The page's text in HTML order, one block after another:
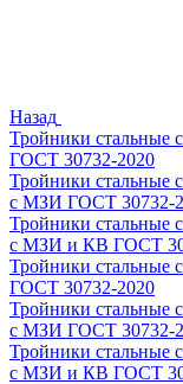
Назад
Тройники
ГОСТ 30732-2020
Тройники
с МЗИ ГОСТ 30732-
Тройники
с МЗИ и КВ ГОСТ
Тройники
ГОСТ 30732-2020
Тройники
с МЗИ ГОСТ 30732-
Тройники
с МЗИ и КВ ГОСТ